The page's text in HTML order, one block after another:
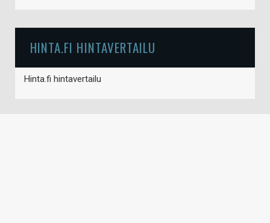
HINTA.FI HINTAVERTAILU
Hinta.fi hintavertailu